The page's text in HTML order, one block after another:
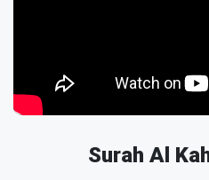
Surah Al